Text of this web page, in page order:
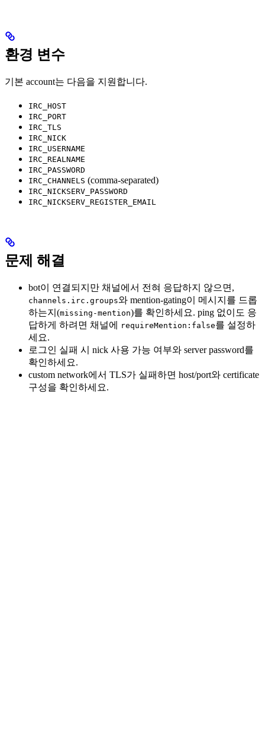
환경 변수
기본 account는 다음을 지원합니다.
IRC_HOST
IRC_PORT
IRC_TLS
IRC_NICK
IRC_USERNAME
IRC_REALNAME
IRC_PASSWORD
IRC_CHANNELS (comma-separated)
IRC_NICKSERV_PASSWORD
IRC_NICKSERV_REGISTER_EMAIL
문제 해결
bot이 연결되지만 채널에서 전혀 응답하지 않으면,
channels.irc.groups와 mention-gating이 메시지를 드롭
하는지(missing-mention)를 확인하세요. ping 없이도 응
답하게 하려면 채널에
requireMention:false를 설정하
세요.
로그인 실패 시 nick 사용 가능 여부와 server password를
확인하세요.
custom network에서 TLS가 실패하면 host/port와 certificate
구성을 확인하세요.